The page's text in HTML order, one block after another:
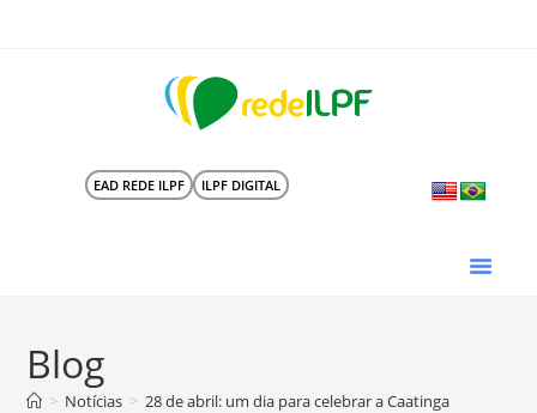
EAD REDE ILPF ILPF DIGITAL
Blog
> Notícias > 28 de abril: um dia para celebrar a Caatinga